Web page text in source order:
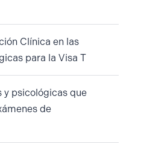
Clínica en las
para la Visa T
y psicológicas que
de